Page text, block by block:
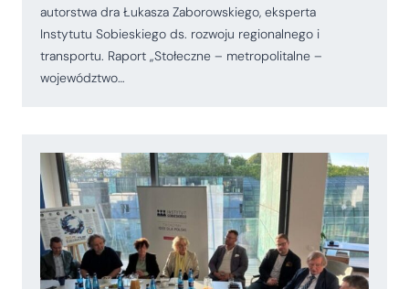
autorstwa dra Łukasza Zaborowskiego, eksperta
Instytutu Sobieskiego ds. rozwoju regionalnego i
transportu. Raport „Stołeczne – metropolitalne –
województwo…